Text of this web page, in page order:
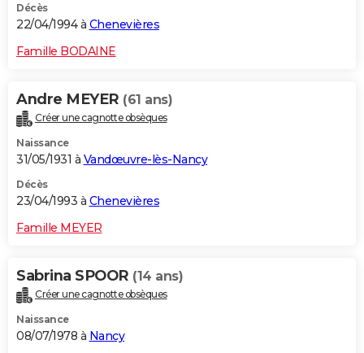
Décès
22/04/1994 à Chenevières
Famille BODAINE
Andre MEYER (61 ans)
Créer une cagnotte obsèques
Naissance
31/05/1931 à Vandœuvre-lès-Nancy
Décès
23/04/1993 à Chenevières
Famille MEYER
Sabrina SPOOR (14 ans)
Créer une cagnotte obsèques
Naissance
08/07/1978 à Nancy